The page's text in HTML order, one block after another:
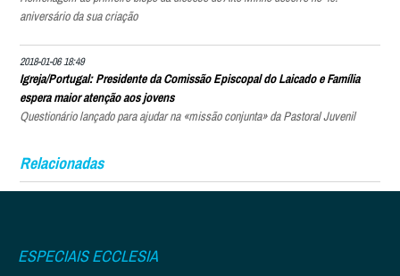
aniversário da sua criação
2018-01-06 18:49
Igreja/Portugal: Presidente da Comissão Episcopal do Laicado e Família
espera maior atenção aos jovens
Questionário lançado para ajudar na «missão conjunta» da Pastoral Juvenil
Relacionadas
ESPECIAIS ECCLESIA